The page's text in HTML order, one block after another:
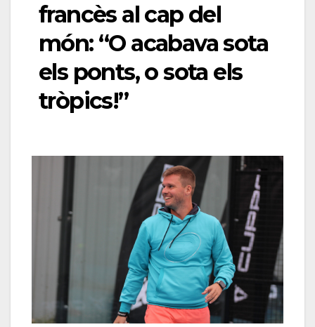
francès al cap del
món: “O acabava sota
els ponts, o sota els
tròpics!”